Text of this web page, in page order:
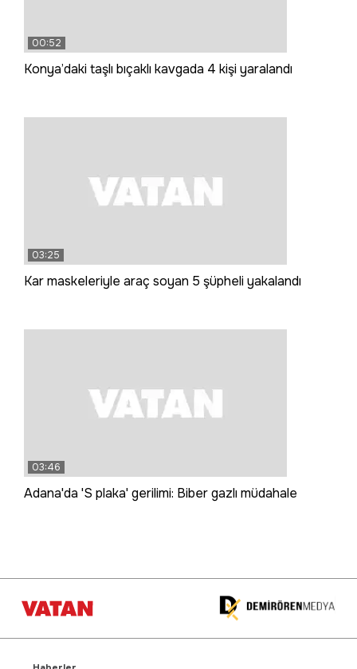
00:52
Konya’daki taşlı bıçaklı kavgada 4 kişi yaralandı
03:25
Kar maskeleriyle araç soyan 5 şüpheli yakalandı
03:46
Adana'da 'S plaka' gerilimi: Biber gazlı müdahale